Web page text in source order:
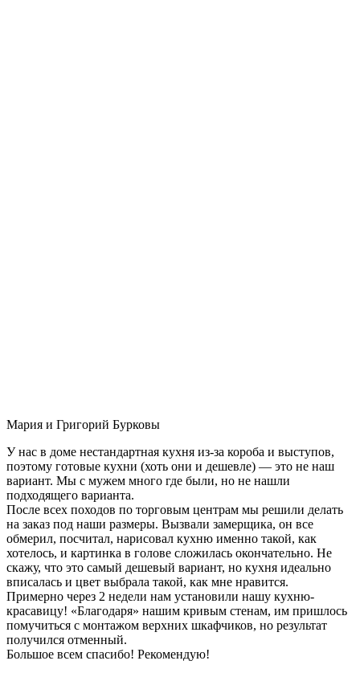
Мария и Григорий Бурковы
У нас в доме нестандартная кухня из-за короба и выступов,
поэтому готовые кухни (хоть они и дешевле) — это не наш
вариант. Мы с мужем много где были, но не нашли
подходящего варианта.
После всех походов по торговым центрам мы решили делать
на заказ под наши размеры. Вызвали замерщика, он все
обмерил, посчитал, нарисовал кухню именно такой, как
хотелось, и картинка в голове сложилась окончательно. Не
скажу, что это самый дешевый вариант, но кухня идеально
вписалась и цвет выбрала такой, как мне нравится.
Примерно через 2 недели нам установили нашу кухню-
красавицу! «Благодаря» нашим кривым стенам, им пришлось
помучиться с монтажом верхних шкафчиков, но результат
получился отменный.
Большое всем спасибо! Рекомендую!